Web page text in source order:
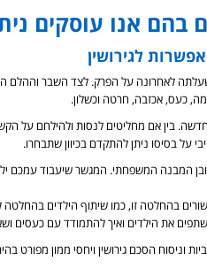
בהם אנו עוסקים
לגירושין
לאחרונה על הפרק. לצד השבר וההלם
כעס, אכזבה, חרטה וכשלון.
בין אם מחליטים לנסות ולהילחם על
על בסיסו ניתן להתקדם בכיוון שתבחרו.
המבנה המשפחתי. המגשר שיעבוד עמכם
בהחלטה זו, כמו שיתוף הילדים
את הילדים ואיך להתמודד עם כעסים
וניסוח הסכם גירושין ויחסי ממון מפורט